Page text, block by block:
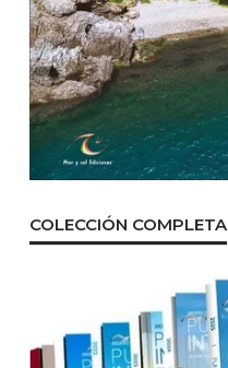
COLECCIÓN COMPLETA